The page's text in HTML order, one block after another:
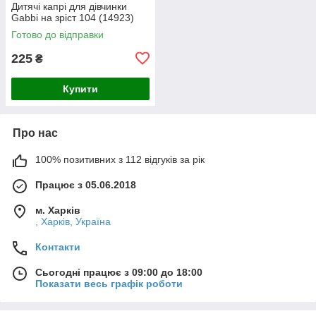
Дитячі капрі для дівчинки
Gabbi на зріст 104 (14923)
Готово до відправки
225 ₴
Купити
Про нас
100% позитивних з 112 відгуків за рік
Працює з 05.06.2018
м. Харків
, Харків, Україна
Контакти
Сьогодні працює з 09:00 до 18:00
Показати весь графік роботи